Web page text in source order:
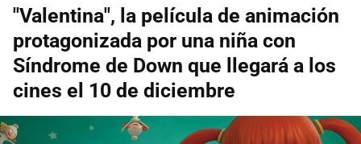
"Valentina", la película de animación
protagonizada por una niña con
Síndrome de Down que llegará a los
cines el 10 de diciembre